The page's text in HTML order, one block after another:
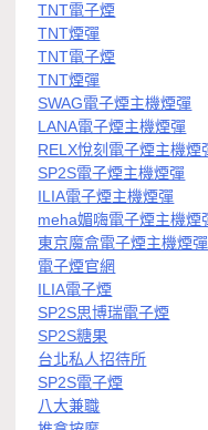
TNT電子煙
TNT煙彈
TNT電子煙
TNT煙彈
SWAG電子煙主機煙彈
LANA電子煙主機煙彈
RELX悅刻電子煙主機煙
SP2S電子煙主機煙彈
ILIA電子煙主機煙彈
meha媚嗨電子煙主機煙
東京魔盒電子煙主機煙彈
電子煙官網
ILIA電子煙
SP2S思博瑞電子煙
SP2S糖果
台北私人招待所
SP2S電子煙
八大兼職